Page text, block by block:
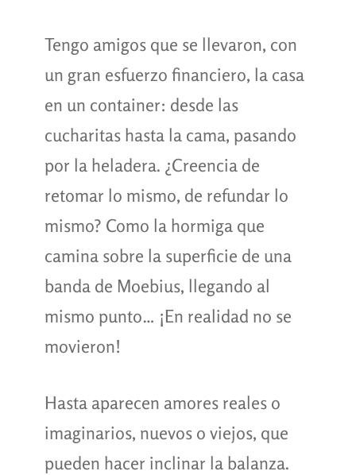
Tengo amigos que se llevaron, con
un gran esfuerzo financiero, la casa
en un container: desde las
cucharitas hasta la cama, pasando
por la heladera. ¿Creencia de
retomar lo mismo, de refundar lo
mismo? Como la hormiga que
camina sobre la superficie de una
banda de Moebius, llegando al
mismo punto… ¡En realidad no se
movieron!
Hasta aparecen amores reales o
imaginarios, nuevos o viejos, que
pueden hacer inclinar la balanza.